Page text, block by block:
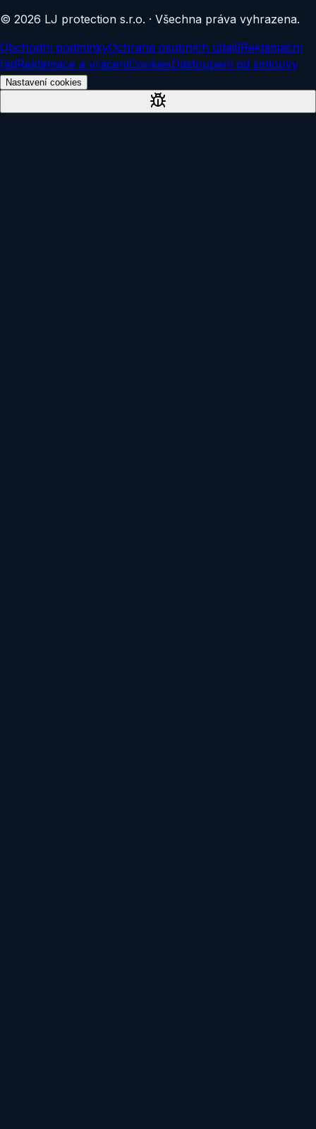
© 2026 LJ protection s.r.o. · Všechna práva vyhrazena.
Obchodní podmínkyOchrana osobních údajůReklamační
řádReklamace a vráceníCookiesOdstoupení od smlouvy
Nastavení cookies